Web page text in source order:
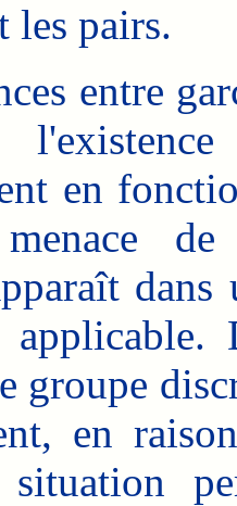
les pairs.
entre
en
groupe
en